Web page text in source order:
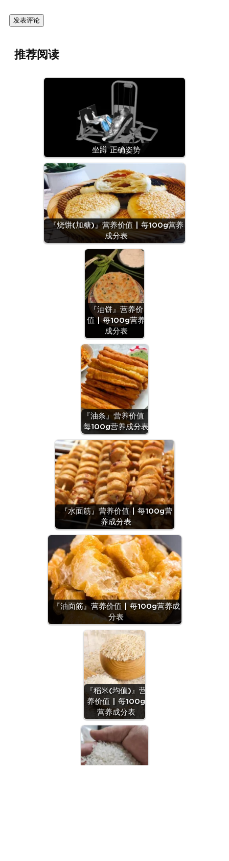
推荐阅读
坐蹲 正确姿势
『烧饼(加糖)』营养价值 | 每100g营养
成分表
『油饼』营养价
值 | 每100g营养
成分表
『油条』营养价值 |
每100g营养成分表
『水面筋』营养价值 | 每100g营
养成分表
『油面筋』营养价值 | 每100g营养成
分表
『稻米(均值)』营
养价值 | 每100g
营养成分表